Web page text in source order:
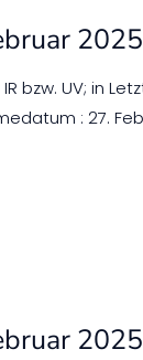
2025
bzw. UV; in
: 27.
2025